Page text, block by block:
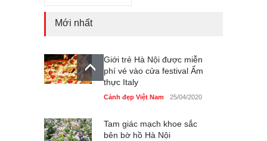
Mới nhất
Giới trẻ Hà Nội được miễn
phí vé vào cửa festival Ẩm
thực Italy
Cảnh đẹp Việt Nam 25/04/2020
Tam giác mạch khoe sắc
bên bờ hồ Hà Nội